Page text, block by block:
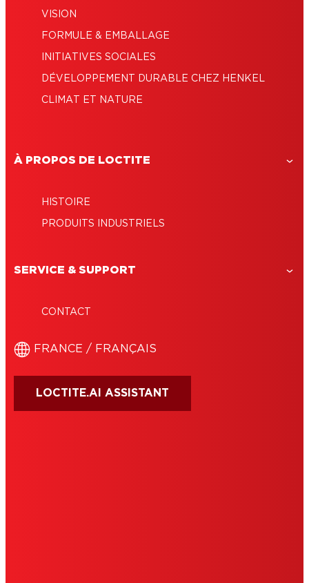
VISION
FORMULE & EMBALLAGE
INITIATIVES SOCIALES
DÉVELOPPEMENT DURABLE CHEZ HENKEL
CLIMAT ET NATURE
À PROPOS DE LOCTITE
HISTOIRE
PRODUITS INDUSTRIELS
SERVICE & SUPPORT
CONTACT
FRANCE / FRANÇAIS
LOCTITE.AI ASSISTANT